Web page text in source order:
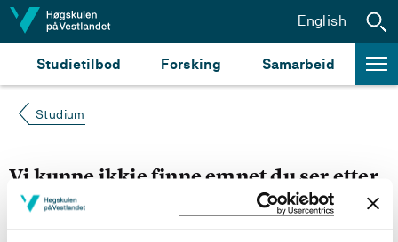
Hopp til innhald
Studietilbod Forsking Samarbeid
English
Studium
Vi kunne ikkje finne emnet du ser etter
søke opp emnet du ser etter i